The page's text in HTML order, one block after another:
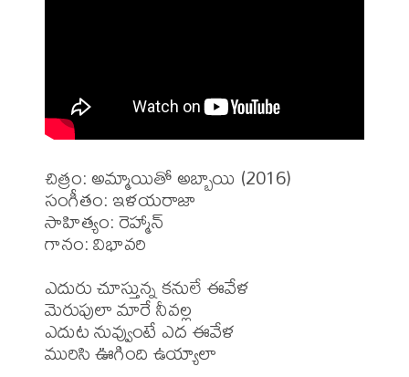
చిత్రం: అమ్మాయితో అబ్బాయి (2016)
సంగీతం: ఇళయరాజా
సాహిత్యం: రెహ్మాన్
గానం: విభావరి
ఎదురు చూస్తున్న కనులే ఈవేళ
మెరుపులా మారే నీవల్ల
ఎదుట నువ్వుంటే ఎద ఈవేళ
మురిసి ఊగింది ఉయ్యాలా